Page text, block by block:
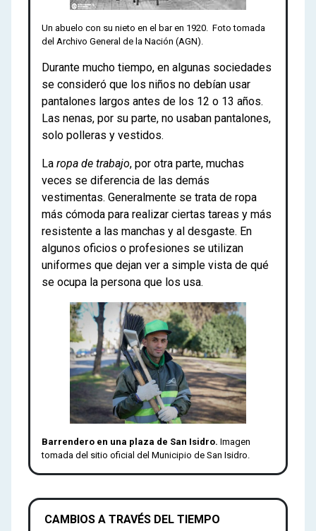
Un abuelo con su nieto en el bar en 1920. Foto tomada
del Archivo General de la Nación (AGN).
Durante mucho tiempo, en algunas sociedades
se consideró que los niños no debían usar
pantalones largos antes de los 12 o 13 años.
Las nenas, por su parte, no usaban pantalones,
solo polleras y vestidos.
La ropa de trabajo, por otra parte, muchas
veces se diferencia de las demás
vestimentas. Generalmente se trata de ropa
más cómoda para realizar ciertas tareas y más
resistente a las manchas y al desgaste. En
algunos oficios o profesiones se utilizan
uniformes que dejan ver a simple vista de qué
se ocupa la persona que los usa.
Barrendero en una plaza de San Isidro. Imagen
tomada del sitio oficial del Municipio de San Isidro.
CAMBIOS A TRAVÉS DEL TIEMPO